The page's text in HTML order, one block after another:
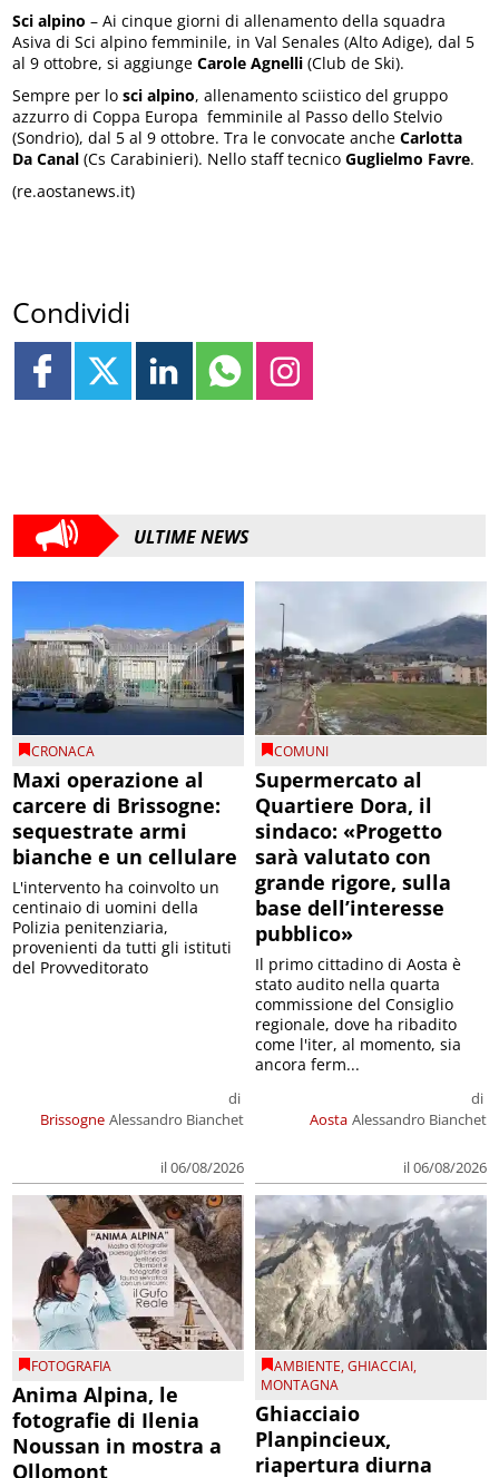
Sci alpino – Ai cinque giorni di allenamento della squadra
Asiva di Sci alpino femminile, in Val Senales (Alto Adige), dal 5
al 9 ottobre, si aggiungeCarole Agnelli (Club de Ski).
Sempre per losci alpino, allenamento sciistico del gruppo
azzurro di Coppa Europa femminile al Passo dello Stelvio
(Sondrio), dal 5 al 9 ottobre. Tra le convocate ancheCarlotta
Da Canal (Cs Carabinieri). Nello staff tecnicoGuglielmo Favre.
(re.aostanews.it)
Condividi
ULTIME NEWS
CRONACA
Maxi operazione al
carcere di Brissogne:
sequestrate armi
bianche e un cellulare
Brissogne
di
Alessandro Bianchet
il 06/08/2026
L'intervento ha coinvolto un
centinaio di uomini della
Polizia penitenziaria,
provenienti da tutti gli istituti
del Provveditorato
COMUNI
Supermercato al
Quartiere Dora, il
sindaco: «Progetto
sarà valutato con
grande rigore, sulla
base dell’interesse
pubblico»
Aosta
di
Alessandro Bianchet
il 06/08/2026
Il primo cittadino di Aosta è
stato audito nella quarta
commissione del Consiglio
regionale, dove ha ribadito
come l'iter, al momento, sia
ancora ferm...
FOTOGRAFIA
Anima Alpina, le
fotografie di Ilenia
Noussan in mostra a
Ollomont
AMBIENTE,GHIACCIAI,
MONTAGNA
Ghiacciaio
Planpincieux,
riapertura diurna